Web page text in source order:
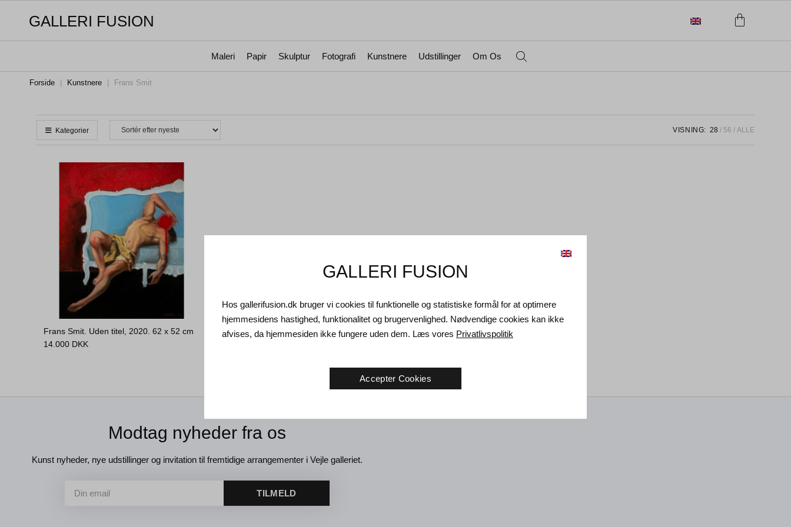
GALLERI FUSION
Maleri Papir Skulptur Fotografi Kunstnere Udstillinger Om Os
Forside Kunstnere Frans Smit
Kategorier VISNING: 28 56 ALLE
Frans Smit. Uden titel, 2020.62 x 52 cm
14.000 DKK
Modtag nyheder fra os
Kunst nyheder, nye udstillinger og invitation til fremtidige arrangementer i Vejle galleriet.
TILMELD
GALLERI FUSION
Hos gallerifusion.dk bruger vi cookies til funktionelle og statistiske formål for at optimere
hjemmesidens hastighed, funktionalitet og brugervenlighed. Nødvendige cookies kan ikke
afvises, da hjemmesiden ikke fungere uden dem. Læs vores Privatlivspolitik
Accepter Cookies